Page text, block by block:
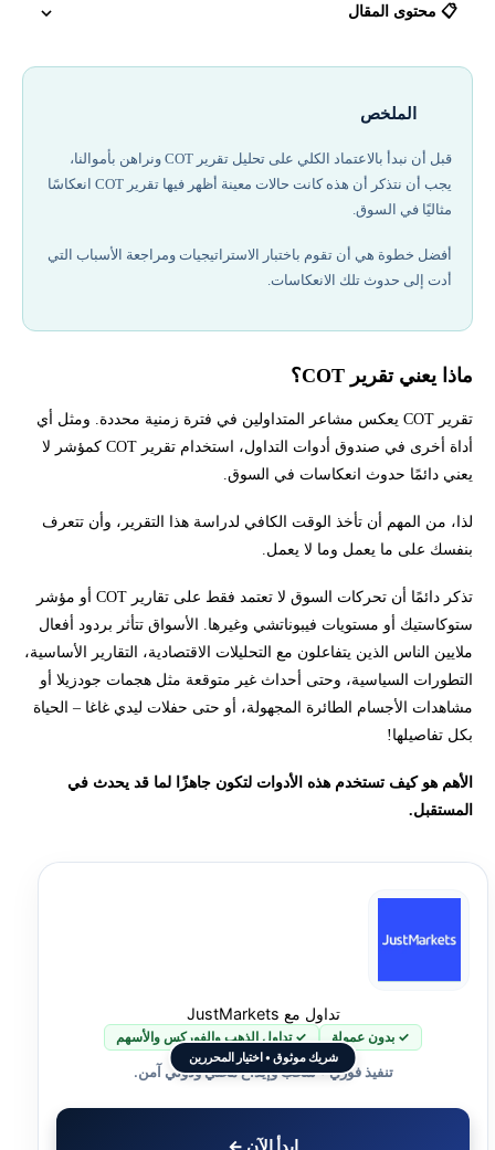
📋 محتوى المقال
متى نستخدم هذا المؤشر؟
كيفية تفسير تقرير COT
كيفية حساب نسب المراكز الطويلة (%-long) والقصيرة (%-short):
تحتاج لاستشارة لمعرفة كيفية إنشاء مؤشر تداول خاص؟
الملخص
قبل أن نبدأ بالاعتماد الكلي على تحليل تقرير COT ونراهن بأموالنا،
يجب أن نتذكر أن هذه كانت حالات معينة أظهر فيها تقرير COT انعكاسًا
مثاليًا في السوق.
أفضل خطوة هي أن تقوم باختبار الاستراتيجيات ومراجعة الأسباب التي
أدت إلى حدوث تلك الانعكاسات.
ماذا يعني تقرير COT؟
تقرير COT يعكس مشاعر المتداولين في فترة زمنية محددة. ومثل أي
أداة أخرى في صندوق أدوات التداول، استخدام تقرير COT كمؤشر لا
يعني دائمًا حدوث انعكاسات في السوق.
لذا، من المهم أن تأخذ الوقت الكافي لدراسة هذا التقرير، وأن تتعرف
بنفسك على ما يعمل وما لا يعمل.
تذكر دائمًا أن تحركات السوق لا تعتمد فقط على تقارير COT أو مؤشر
ستوكاستيك أو مستويات فيبوناتشي وغيرها. الأسواق تتأثر بردود أفعال
ملايين الناس الذين يتفاعلون مع التحليلات الاقتصادية، التقارير الأساسية،
التطورات السياسية، وحتى أحداث غير متوقعة مثل هجمات جودزيلا أو
مشاهدات الأجسام الطائرة المجهولة، أو حتى حفلات ليدي غاغا – الحياة
بكل تفاصيلها!
الأهم هو كيف تستخدم هذه الأدوات لتكون جاهزًا لما قد يحدث في
المستقبل.
شريك موثوق • اختيار المحررين
تداول مع JustMarkets
✓ بدون عمولة ✓ تداول الذهب والفوركس والأسهم
تنفيذ فوري • سحب وإيداع محلي ودولي آمن.